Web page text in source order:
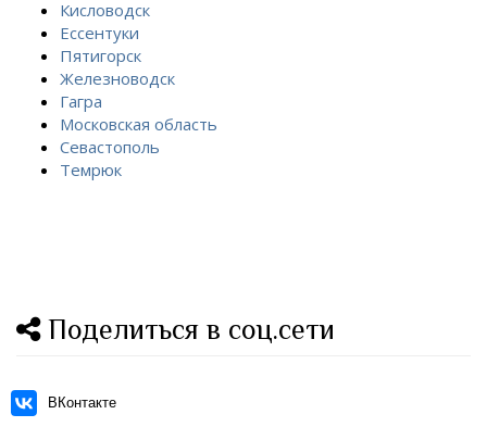
Кисловодск
Ессентуки
Пятигорск
Железноводск
Гагра
Московская область
Севастополь
Темрюк
Поделиться в соц.сети
ВКонтакте